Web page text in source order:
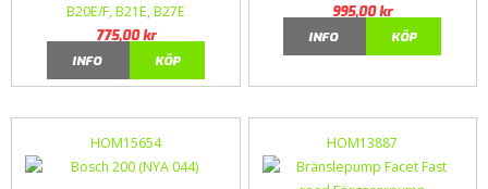
B20E/F, B21E, B27E
775,00kr
INFO
KÖP
995,00kr
INFO
KÖP
HOM15654 HOM13887